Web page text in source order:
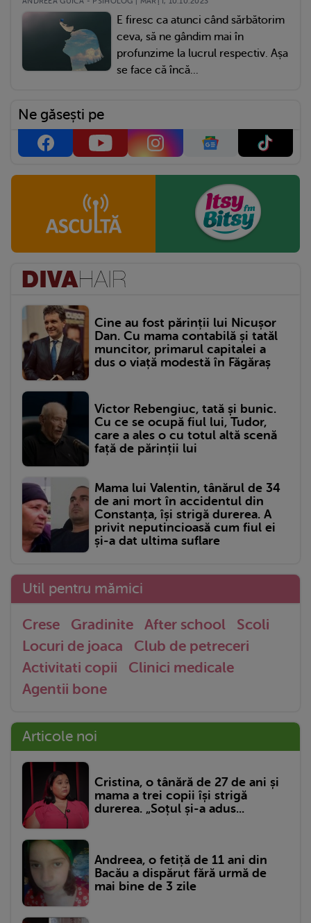
E firesc ca atunci când sărbătorim
ceva, să ne gândim mai în
profunzime la lucrul respectiv. Așa
se face că încă...
Ne găsești pe
Cine au fost părinții lui Nicușor
Dan. Cu mama contabilă și tatăl
muncitor, primarul capitalei a
dus o viață modestă în Făgăraș
Victor Rebengiuc, tată și bunic.
Cu ce se ocupă fiul lui, Tudor,
care a ales o cu totul altă scenă
față de părinții lui
Mama lui Valentin, tânărul de 34
de ani mort în accidentul din
Constanța, își strigă durerea. A
privit neputincioasă cum fiul ei
și-a dat ultima suflare
Util pentru mămici
Crese Gradinite After school
Scoli
Locuri de joaca
Club de petreceri
Activitati copii
Clinici medicale
Agentii bone
Articole noi
Cristina, o tânără de 27 de ani și
mama a trei copii își strigă
durerea. „Soțul și-a adus...
Andreea, o fetiță de 11 ani din
Bacău a dispărut fără urmă de
mai bine de 3 zile